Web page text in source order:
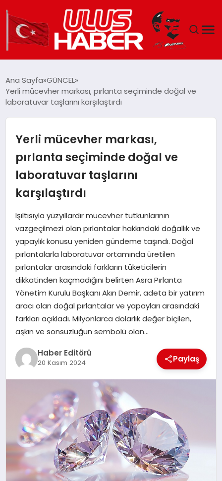
DÜNYA
TEKNOLOJI
MAGAZIN
SPOR
YAŞAM
Ana Sayfa GÜNCEL
Yerli mücevher markası, pırlanta seçiminde doğal ve
laboratuvar taşlarını karşılaştırdı
Yerli mücevher markası,
pırlanta seçiminde doğal ve
laboratuvar taşlarını
karşılaştırdı
Işıltısıyla yüzyıllardır mücevher tutkunlarının
vazgeçilmezi olan pırlantalar hakkındaki doğallık ve
yapaylık konusu yeniden gündeme taşındı. Doğal
pırlantalarla laboratuvar ortamında üretilen
pırlantalar arasındaki farkların tüketicilerin
dikkatinden kaçmadığını belirten Asra Pırlanta
Yönetim Kurulu Başkanı Akın Demir, adeta bir yatırım
aracı olan doğal pırlantalar ve yapayları arasındaki
farkları açıkladı. Milyonlarca dolarlık değer biçilen,
aşkın ve sonsuzluğun sembolü olan…
Haber Editörü
20 Kasım 2024 Paylaş